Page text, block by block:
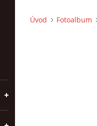
Úvod Fotoalbum